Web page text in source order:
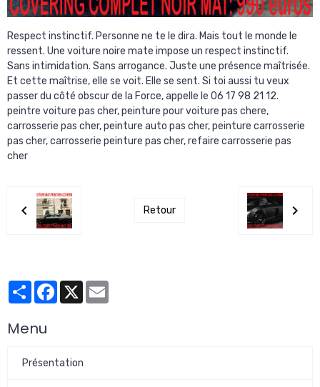
Respect instinctif. Personne ne te le dira. Mais tout le monde le
ressent. Une voiture noire mate impose un respect instinctif.
Sans intimidation. Sans arrogance. Juste une présence maîtrisée.
Et cette maîtrise, elle se voit. Elle se sent. Si toi aussi tu veux
passer du côté obscur de la Force, appelle le 06 17 98 21 12.
peintre voiture pas cher, peinture pour voiture pas chere,
carrosserie pas cher, peinture auto pas cher, peinture carrosserie
pas cher, carrosserie peinture pas cher, refaire carrosserie pas
cher
Retour
PartagerFacebook
X
Menu
Présentation